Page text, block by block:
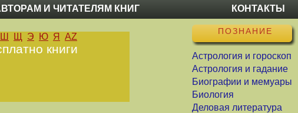
И ЧИТАТЕЛЯМ КНИГ КОНТАКТЫ
ПОЗНАНИЕ
Астрология и гороскоп
Астрология и гадание
Биографии и мемуары
Биология
Деловая литература
Ш Щ Э Ю Я AZ
книги